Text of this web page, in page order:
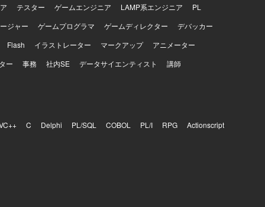
テスター ゲームエンジニア LAMP系エンジニア
PL
ジャー
ゲームプログラマ ゲームディレクター
デバッカー
Flash
イラストレーター マークアップ
アニメーター
ー
事務 社内SE データサイエンティスト 講師
C Delphi PL/SQL COBOL PL/I RPG Actionscript